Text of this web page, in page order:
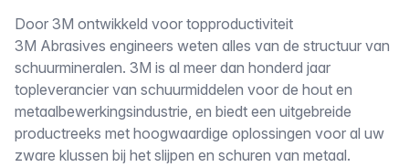
Door 3M ontwikkeld voor topproductiviteit
3M Abrasives engineers weten alles van de structuur van
schuurmineralen. 3M is al meer dan honderd jaar
topleverancier van schuurmiddelen voor de hout en
metaalbewerkingsindustrie, en biedt een uitgebreide
productreeks met hoogwaardige oplossingen voor al uw
zware klussen bij het slijpen en schuren van metaal.